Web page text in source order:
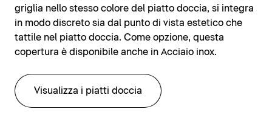
griglia nello stesso colore del piatto doccia, si integra
in modo discreto sia dal punto di vista estetico che
tattile nel piatto doccia. Come opzione, questa
copertura è disponibile anche in Acciaio inox.
Visualizza i piatti doccia